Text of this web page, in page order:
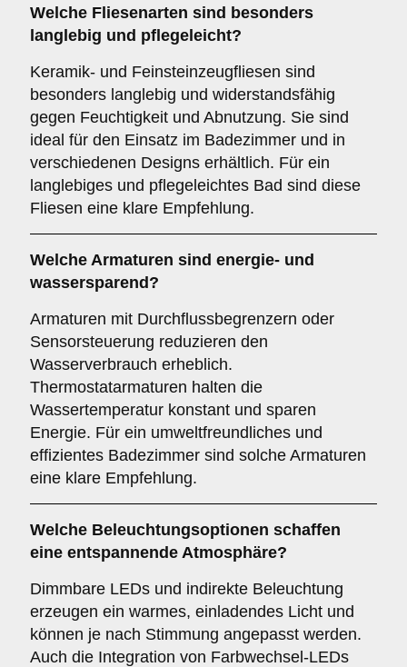
Welche Fliesenarten sind besonders
langlebig und pflegeleicht?
Keramik- und Feinsteinzeugfliesen sind
besonders langlebig und widerstandsfähig
gegen Feuchtigkeit und Abnutzung. Sie sind
ideal für den Einsatz im Badezimmer und in
verschiedenen Designs erhältlich. Für ein
langlebiges und pflegeleichtes Bad sind diese
Fliesen eine klare Empfehlung.
Welche Armaturen sind energie- und
wassersparend?
Armaturen mit Durchflussbegrenzern oder
Sensorsteuerung reduzieren den
Wasserverbrauch erheblich.
Thermostatarmaturen halten die
Wassertemperatur konstant und sparen
Energie. Für ein umweltfreundliches und
effizientes Badezimmer sind solche Armaturen
eine klare Empfehlung.
Welche Beleuchtungsoptionen schaffen
eine entspannende Atmosphäre?
Dimmbare LEDs und indirekte Beleuchtung
erzeugen ein warmes, einladendes Licht und
können je nach Stimmung angepasst werden.
Auch die Integration von Farbwechsel-LEDs